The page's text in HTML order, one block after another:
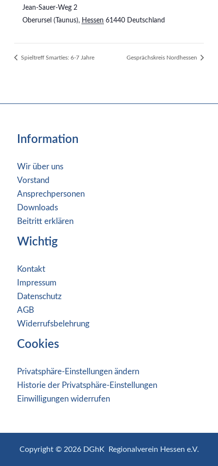
Jean-Sauer-Weg 2
Oberursel (Taunus), Hessen 61440 Deutschland
Spieltreff Smarties: 6-7 Jahre Gesprächskreis Nordhessen
Information
Wir über uns
Vorstand
Ansprechpersonen
Downloads
Beitritt erklären
Wichtig
Kontakt
Impressum
Datenschutz
AGB
Widerrufsbelehrung
Cookies
Privatsphäre-Einstellungen ändern
Historie der Privatsphäre-Einstellungen
Einwilligungen widerrufen
Copyright © 2026 DGhK Regionalverein Hessen e.V.